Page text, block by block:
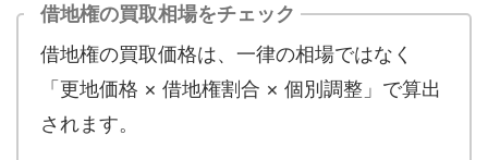
借地権の買取相場をチェック
借地権の買取価格は、一律の相場ではなく
「更地価格 × 借地権割合 × 個別調整」で算出
されます。